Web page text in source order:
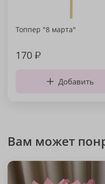
Топпер "8 марта"
170₽
Добавить
Вам может